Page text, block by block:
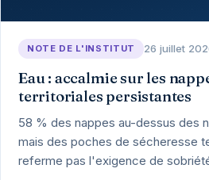
NOTE DE L'INSTITUT 26 juillet
Eau : accalmie sur les
territoriales persistantes
58 % des nappes au-dessus des
mais des poches de sécheresse
referme pas l'exigence de